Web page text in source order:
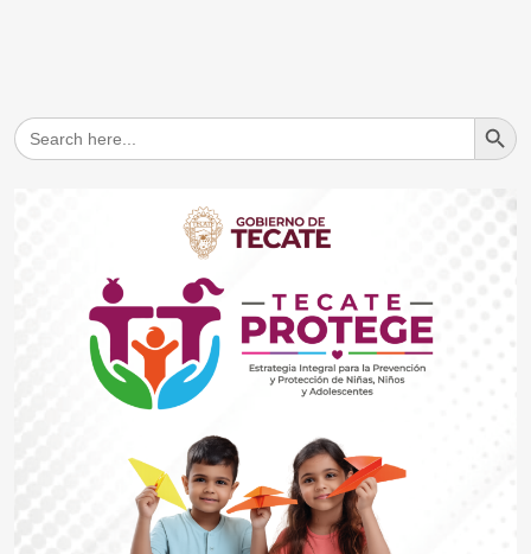
Search
for:
Search